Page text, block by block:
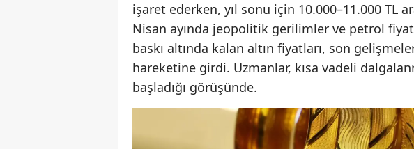
işaret ederken, yıl sonu için 10.000–11.000 TL
Nisan ayında jeopolitik gerilimler ve petrol
baskı altında kalan altın fiyatları, son
hareketine girdi. Uzmanlar, kısa vadeli
başladığı görüşünde.